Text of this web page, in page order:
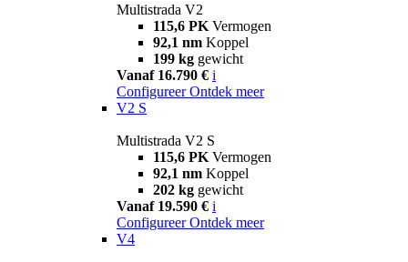
Multistrada V2
115,6 PK Vermogen
92,1 nm Koppel
199 kg gewicht
Vanaf 16.790 € i
Configureer Ontdek meer
V2 S
Multistrada V2 S
115,6 PK Vermogen
92,1 nm Koppel
202 kg gewicht
Vanaf 19.590 € i
Configureer Ontdek meer
V4